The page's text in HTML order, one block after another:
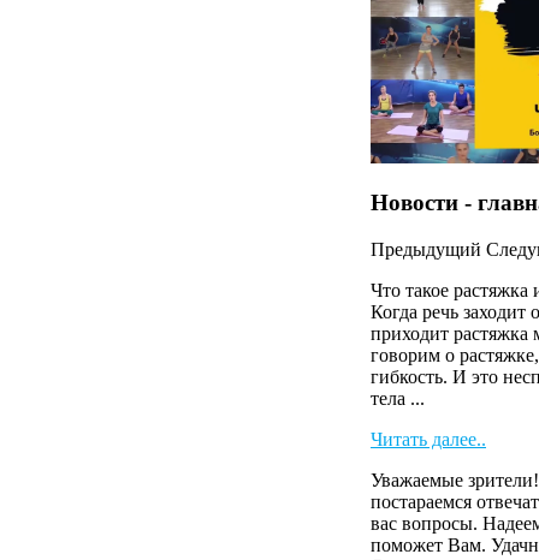
Новости -
Предыдущий
Что такое
Когда речь заходит
приходит
говорим о
гибкость. И это
тела ...
Читать далее..
Уважаемые
постараемся
вас вопросы.
поможет Вам.